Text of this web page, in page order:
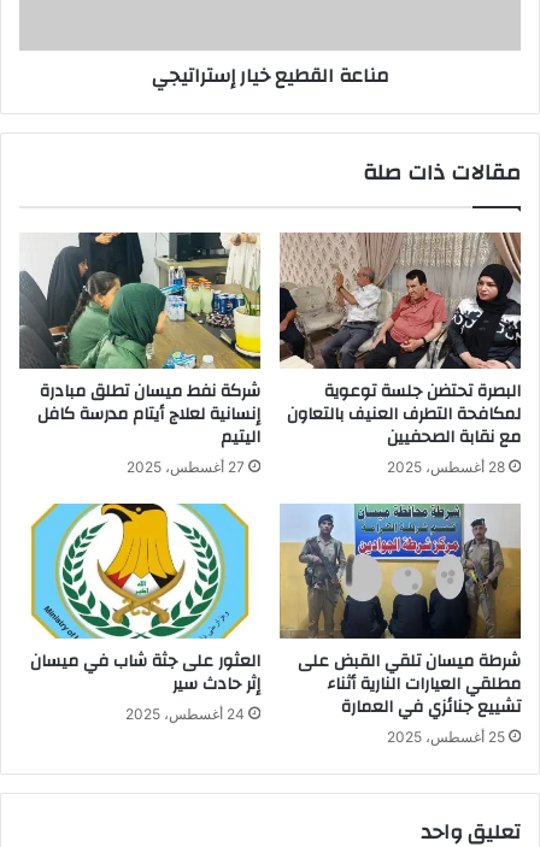
مناعة القطيع خيار إستراتيجي
مقالات ذات صلة
البصرة تحتضن جلسة توعوية
لمكافحة التطرف العنيف بالتعاون
مع نقابة الصحفيين
28 أغسطس، 2025
شركة نفط ميسان تطلق مبادرة
إنسانية لعلاج أيتام مدرسة كافل
اليتيم
27 أغسطس، 2025
شرطة ميسان تلقي القبض على
مطلقي العيارات النارية أثناء
تشييع جنائزي في العمارة
25 أغسطس، 2025
العثور على جثة شاب في ميسان
إثر حادث سير
24 أغسطس، 2025
تعليق واحد